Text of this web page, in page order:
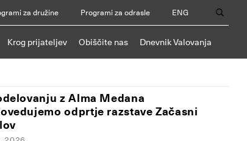
za družine Programi za odrasle ENG
Krog prijateljev Obiščite nas Dnevnik Valovanja
z Alma Medana
odprtje razstave Začasni